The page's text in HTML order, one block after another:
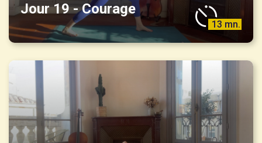
Jour 19 - Courage
13 mn.